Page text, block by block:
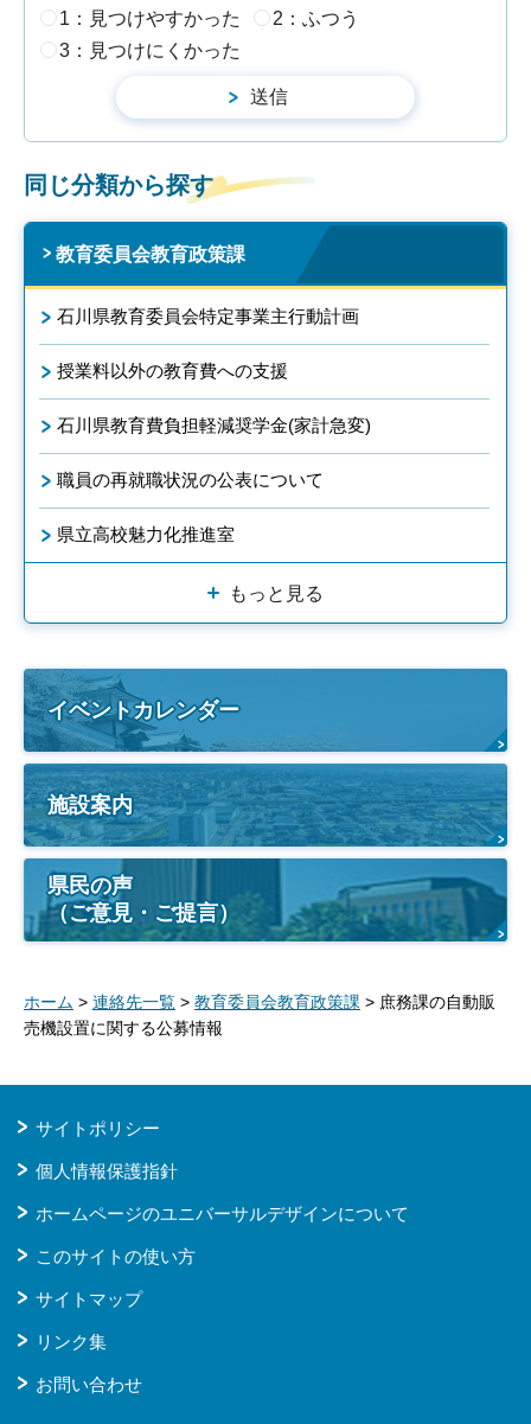
1：見つけやすかった
2：ふつう
3：見つけにくかった
同じ分類から探す
教育委員会教育政策課
石川県教育委員会特定事業主行動計画
授業料以外の教育費への支援
石川県教育費負担軽減奨学金(家計急変)
職員の再就職状況の公表について
県立高校魅力化推進室
もっと見る
イベントカレンダー
施設案内
県民の声
（ご意見・ご提言）
ホーム > 連絡先一覧 > 教育委員会教育政策課 > 庶務課の自動販
売機設置に関する公募情報
サイトポリシー
個人情報保護指針
ホームページのユニバーサルデザインについて
このサイトの使い方
サイトマップ
リンク集
お問い合わせ